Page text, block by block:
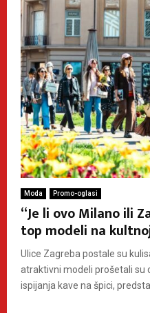
Moda Promo-oglasi
“Je li ovo Milano ili
top modeli na
Ulice Zagreba postale su
atraktivni modeli prošetali su
ispijanja kave na špici,